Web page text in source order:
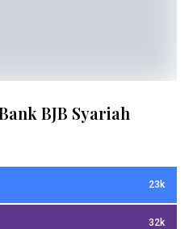
BJB Syariah
23k
32k